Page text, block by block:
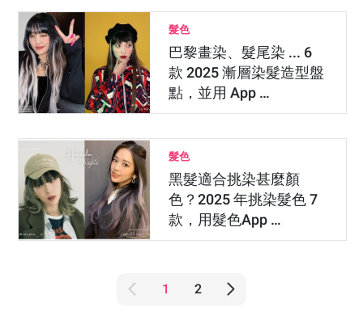
髮色
巴黎畫染、髮尾染 ... 6
款 2025 漸層染髮造型盤
點，並用 App …
髮色
黑髮適合挑染甚麼顏
色？2025 年挑染髮色 7
款，用髮色App …
1 2